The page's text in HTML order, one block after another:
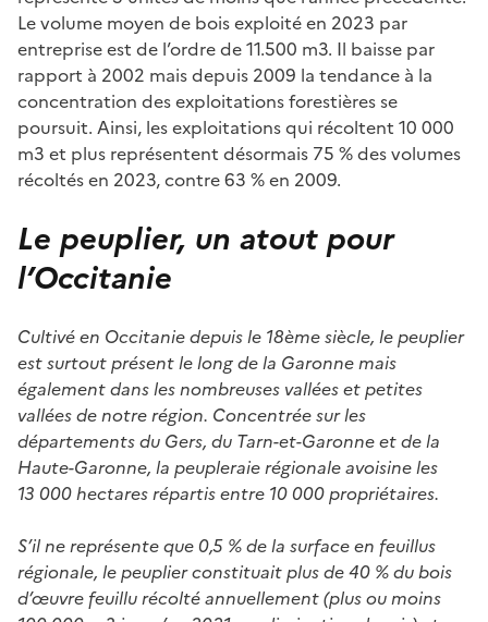
Le volume moyen de bois exploité en 2023 par
entreprise est de l’ordre de 11.500 m3. Il baisse par
rapport à 2002 mais depuis 2009 la tendance à la
concentration des exploitations forestières se
poursuit. Ainsi, les exploitations qui récoltent 10 000
m3 et plus représentent désormais 75 % des volumes
récoltés en 2023, contre 63 % en 2009.
Le peuplier, un atout pour
l’Occitanie
Cultivé en Occitanie depuis le 18ème siècle, le peuplier
est surtout présent le long de la Garonne mais
également dans les nombreuses vallées et petites
vallées de notre région. Concentrée sur les
départements du Gers, du Tarn-et-Garonne et de la
Haute-Garonne, la peupleraie régionale avoisine les
13 000 hectares répartis entre 10 000 propriétaires.
S’il ne représente que 0,5 % de la surface en feuillus
régionale, le peuplier constituait plus de 40 % du bois
d’œuvre feuillu récolté annuellement (plus ou moins